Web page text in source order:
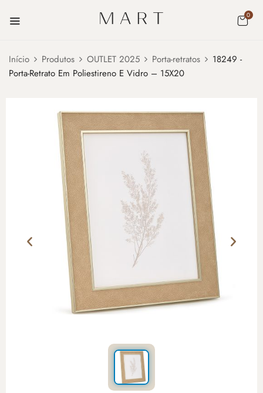
0
Início Produtos OUTLET 2025 Porta-retratos
18249 -
Porta-Retrato Em Poliestireno E Vidro – 15X20